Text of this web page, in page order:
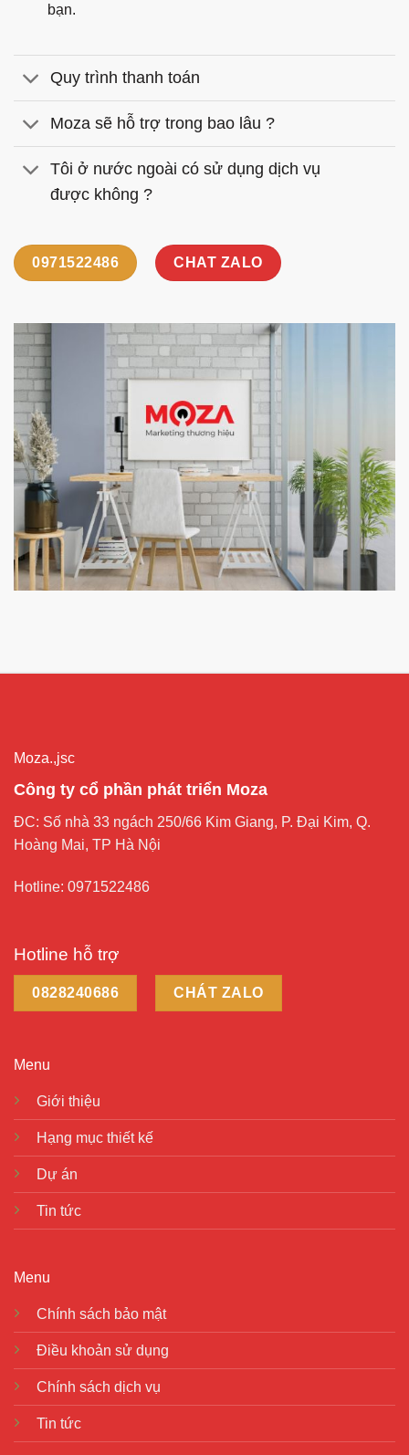
bạn.
Quy trình thanh toán
Moza sẽ hỗ trợ trong bao lâu ?
Tôi ở nước ngoài có sử dụng dịch vụ
được không ?
0971522486 CHAT ZALO
Moza.,jsc
Công ty cổ phần phát triển Moza
ĐC: Số nhà 33 ngách 250/66 Kim Giang, P. Đại Kim, Q.
Hoàng Mai, TP Hà Nội
Hotline: 0971522486
Menu
Giới thiệu
Hạng mục thiết kế
Dự án
Tin tức
Menu
Chính sách bảo mật
Điều khoản sử dụng
Chính sách dịch vụ
Tin tức
Hotline hỗ trợ
0828240686 CHÁT ZALO